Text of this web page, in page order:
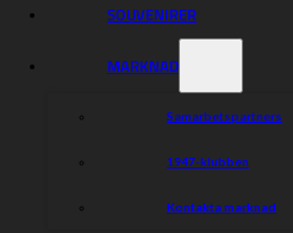
SOUVENIRER
MARKNAD
Samarbetspartners
1947-klubben
Kontakta marknad